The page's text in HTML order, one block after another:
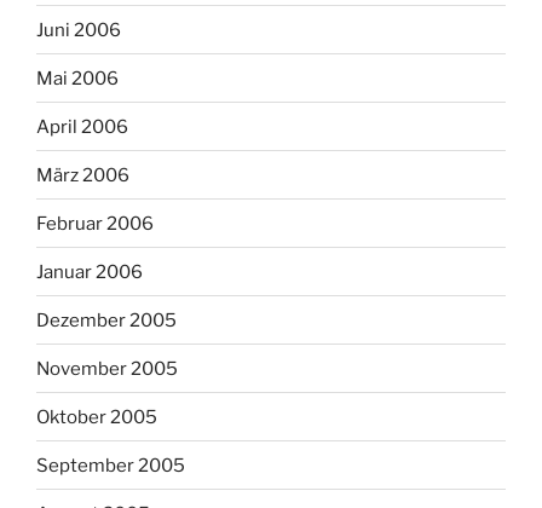
Juni 2006
Mai 2006
April 2006
März 2006
Februar 2006
Januar 2006
Dezember 2005
November 2005
Oktober 2005
September 2005